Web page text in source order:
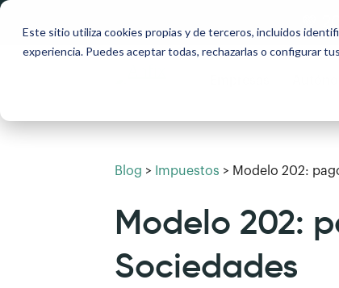
Este sitio utiliza cookies propias y de terceros, incluidos
experiencia. Puedes aceptar todas, rechazarlas o configurar
Blog > Impuestos > Modelo 202:
Modelo 202:
Sociedades